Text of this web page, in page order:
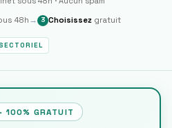
48h → 3 Choisissez gratuit
100% GRATUIT